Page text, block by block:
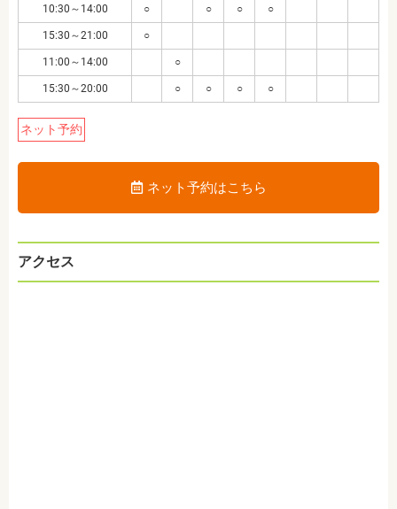
10:30～14:00 ○ ○ ○ ○
15:30～21:00 ○
11:00～14:00 ○
15:30～20:00 ○ ○ ○ ○
ネット予約
ネット予約はこちら
アクセス